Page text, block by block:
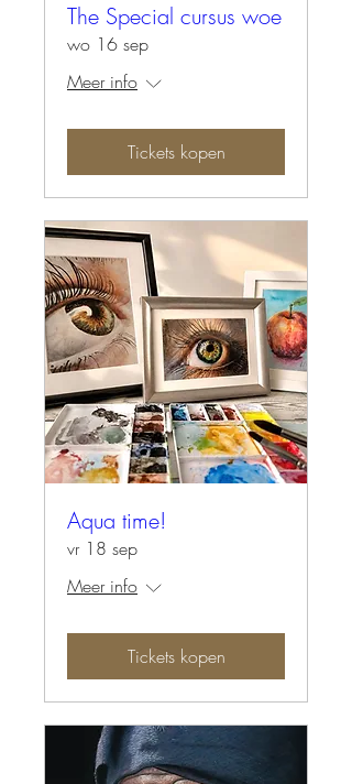
The Special cursus woe
wo 16 sep
Meer info
Tickets kopen
Aqua time!
vr 18 sep
Meer info
Tickets kopen